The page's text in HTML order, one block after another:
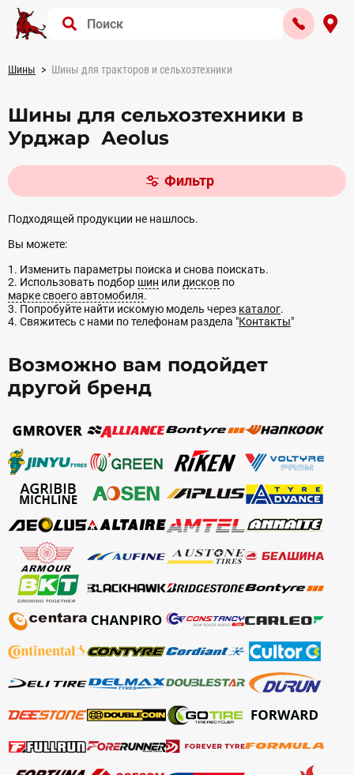
Шины Шины для тракторов и сельхозтехники
Шины для сельхозтехники в
Урджар Аeolus
Фильтр
Подходящей продукции не нашлось.
Вы можете:
1. Изменить параметры поиска и снова поискать.
2. Использовать подбор шин или дисков по
марке своего автомобиля.
3. Попробуйте найти искомую модель через каталог.
4. Свяжитесь с нами по телефонам раздела "Контакты"
Возможно вам подойдет
другой бренд